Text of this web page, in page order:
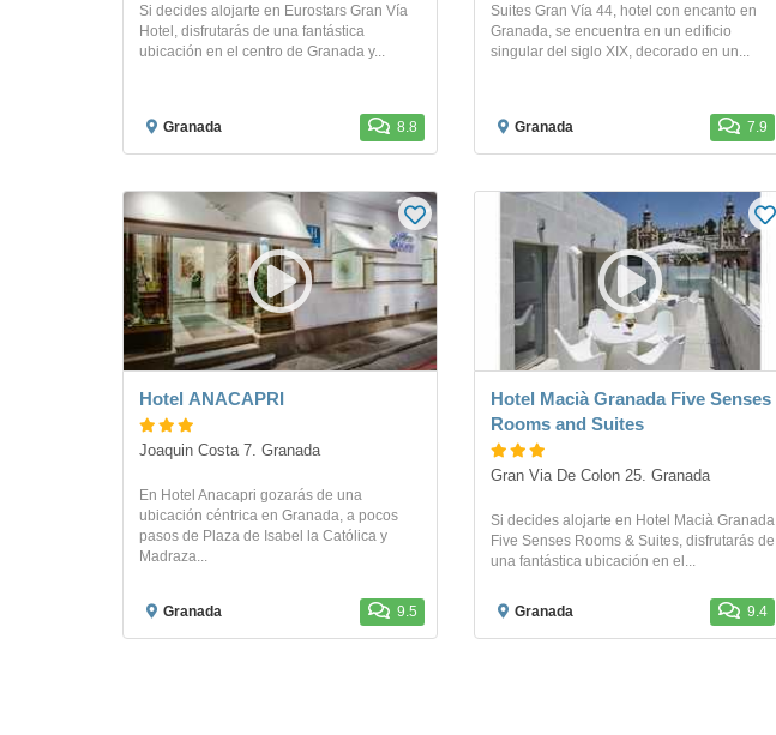
Si decides alojarte en Eurostars Gran Vía
Hotel, disfrutarás de una fantástica
ubicación en el centro de Granada y...
Granada 8.8
Suites Gran Vía 44, hotel con encanto en
Granada, se encuentra en un edificio
singular del siglo XIX, decorado en un...
Granada 7.9
Hotel ANACAPRI
Joaquin Costa 7. Granada
En Hotel Anacapri gozarás de una
ubicación céntrica en Granada, a pocos
pasos de Plaza de Isabel la Católica y
Madraza...
Granada 9.5
Hotel Macià Granada Five Senses
Rooms and Suites
Gran Via De Colon 25. Granada
Si decides alojarte en Hotel Macià Granada
Five Senses Rooms & Suites, disfrutarás de
una fantástica ubicación en el...
Granada 9.4